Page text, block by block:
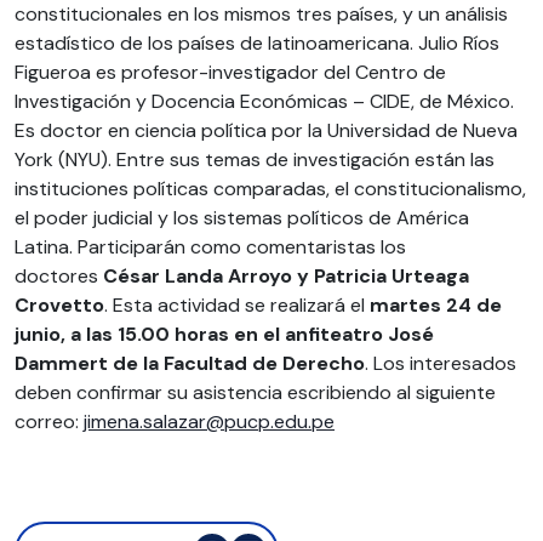
constitucionales en los mismos tres países, y un análisis
estadístico de los países de latinoamericana. Julio Ríos
Figueroa es profesor-investigador del Centro de
Investigación y Docencia Económicas – CIDE, de México.
Es doctor en ciencia política por la Universidad de Nueva
York (NYU). Entre sus temas de investigación están las
instituciones políticas comparadas, el constitucionalismo,
el poder judicial y los sistemas políticos de América
Latina. Participarán como comentaristas los
doctores César Landa Arroyo y Patricia Urteaga
Crovetto. Esta actividad se realizará el martes 24 de
junio, a las 15.00 horas en el anfiteatro José
Dammert de la Facultad de Derecho. Los interesados
deben confirmar su asistencia escribiendo al siguiente
correo: jimena.salazar@pucp.edu.pe